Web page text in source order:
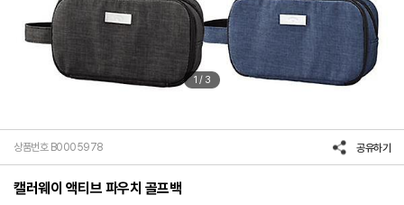
1 / 3
상품번호 B0005978 공유하기
캘러웨이 액티브 파우치 골프백